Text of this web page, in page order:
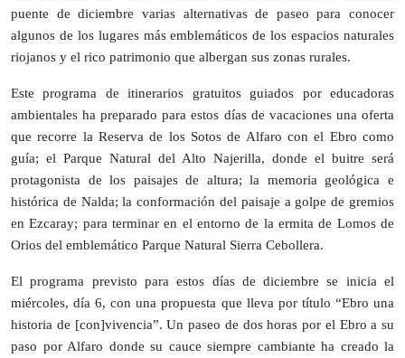
puente de diciembre varias alternativas de paseo para conocer
algunos de los lugares más emblemáticos de los espacios naturales
riojanos y el rico patrimonio que albergan sus zonas rurales.
Este programa de itinerarios gratuitos guiados por educadoras
ambientales ha preparado para estos días de vacaciones una oferta
que recorre la Reserva de los Sotos de Alfaro con el Ebro como
guía; el Parque Natural del Alto Najerilla, donde el buitre será
protagonista de los paisajes de altura; la memoria geológica e
histórica de Nalda; la conformación del paisaje a golpe de gremios
en Ezcaray; para terminar en el entorno de la ermita de Lomos de
Orios del emblemático Parque Natural Sierra Cebollera.
El programa previsto para estos días de diciembre se inicia el
miércoles, día 6, con una propuesta que lleva por título “Ebro una
historia de [con]vivencia”. Un paseo de dos horas por el Ebro a su
paso por Alfaro donde su cauce siempre cambiante ha creado la